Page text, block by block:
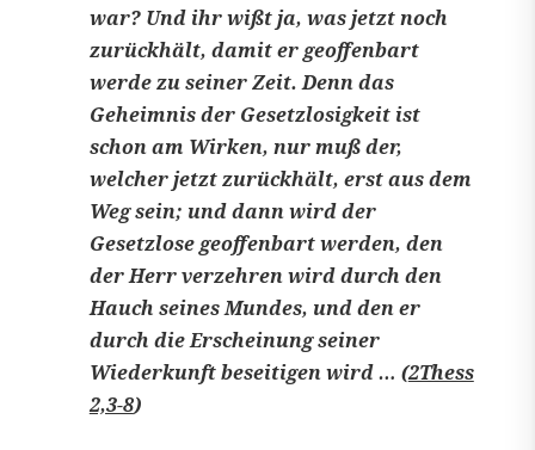
war? Und ihr wißt ja, was jetzt noch
zurückhält, damit er geoffenbart
werde zu seiner Zeit. Denn das
Geheimnis der Gesetzlosigkeit ist
schon am Wirken, nur muß der,
welcher jetzt zurückhält, erst aus dem
Weg sein; und dann wird der
Gesetzlose geoffenbart werden, den
der Herr verzehren wird durch den
Hauch seines Mundes, und den er
durch die Erscheinung seiner
Wiederkunft beseitigen wird … (2Thess
2,3-8)